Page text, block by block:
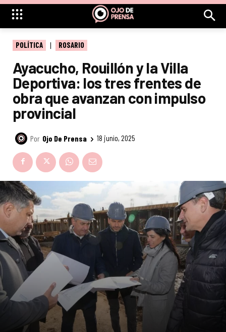
POLÍTICA ROSARIO
Ayacucho, Rouillón y la Villa
Deportiva: los tres frentes de
obra que avanzan con impulso
provincial
Por Ojo De Prensa 18 junio, 2025